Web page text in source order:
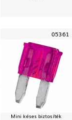
05361
Mini késes biztosíték